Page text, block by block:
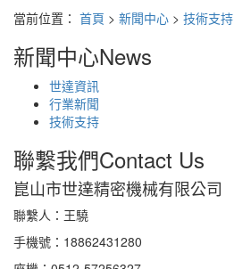
當前位置： 首頁 > 新聞中心 > 技術支持
新聞中心News
世達資訊
行業新聞
技術支持
聯繫我們Contact Us
崑山市世達精密機械有限公司
聯繫人：王驍
手機號：18862431280